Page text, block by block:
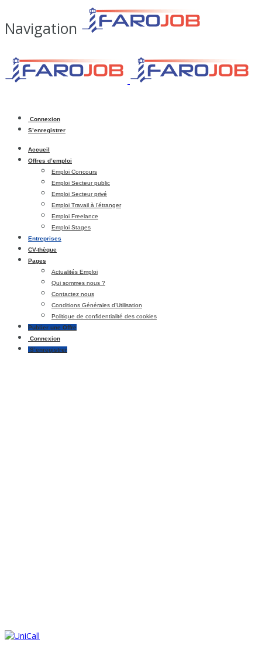
Navigation
Connexion
S’enregistrer
Accueil
Offres d’emploi
Emploi Concours
Emploi Secteur public
Emploi Secteur privé
Emploi Travail à l’étranger
Emploi Freelance
Emploi Stages
Entreprises
CV-thèque
Pages
Actualités Emploi
Qui sommes nous ?
Contactez nous
Conditions Générales d’Utilisation
Politique de confidentialité des cookies
Publier une Offre
Connexion
S’enregistrer